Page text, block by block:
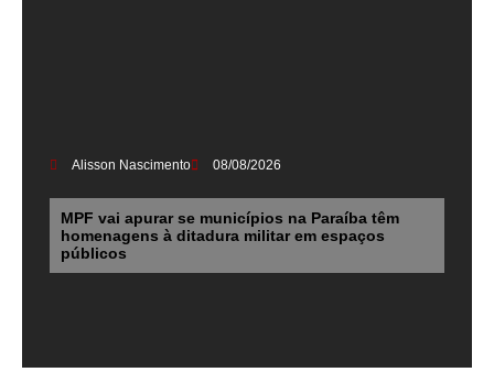
Alisson Nascimento 08/08/2026
MPF vai apurar se municípios na Paraíba têm
homenagens à ditadura militar em espaços
públicos